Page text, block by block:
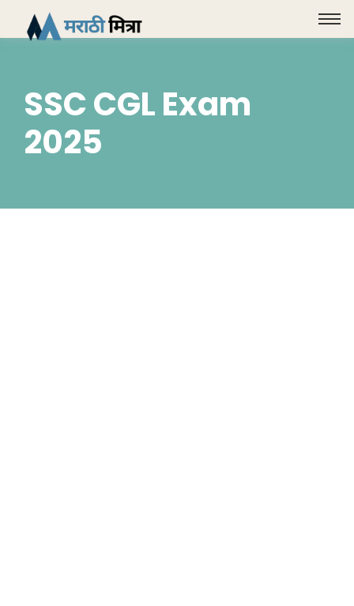
SSC CGL Exam
2025